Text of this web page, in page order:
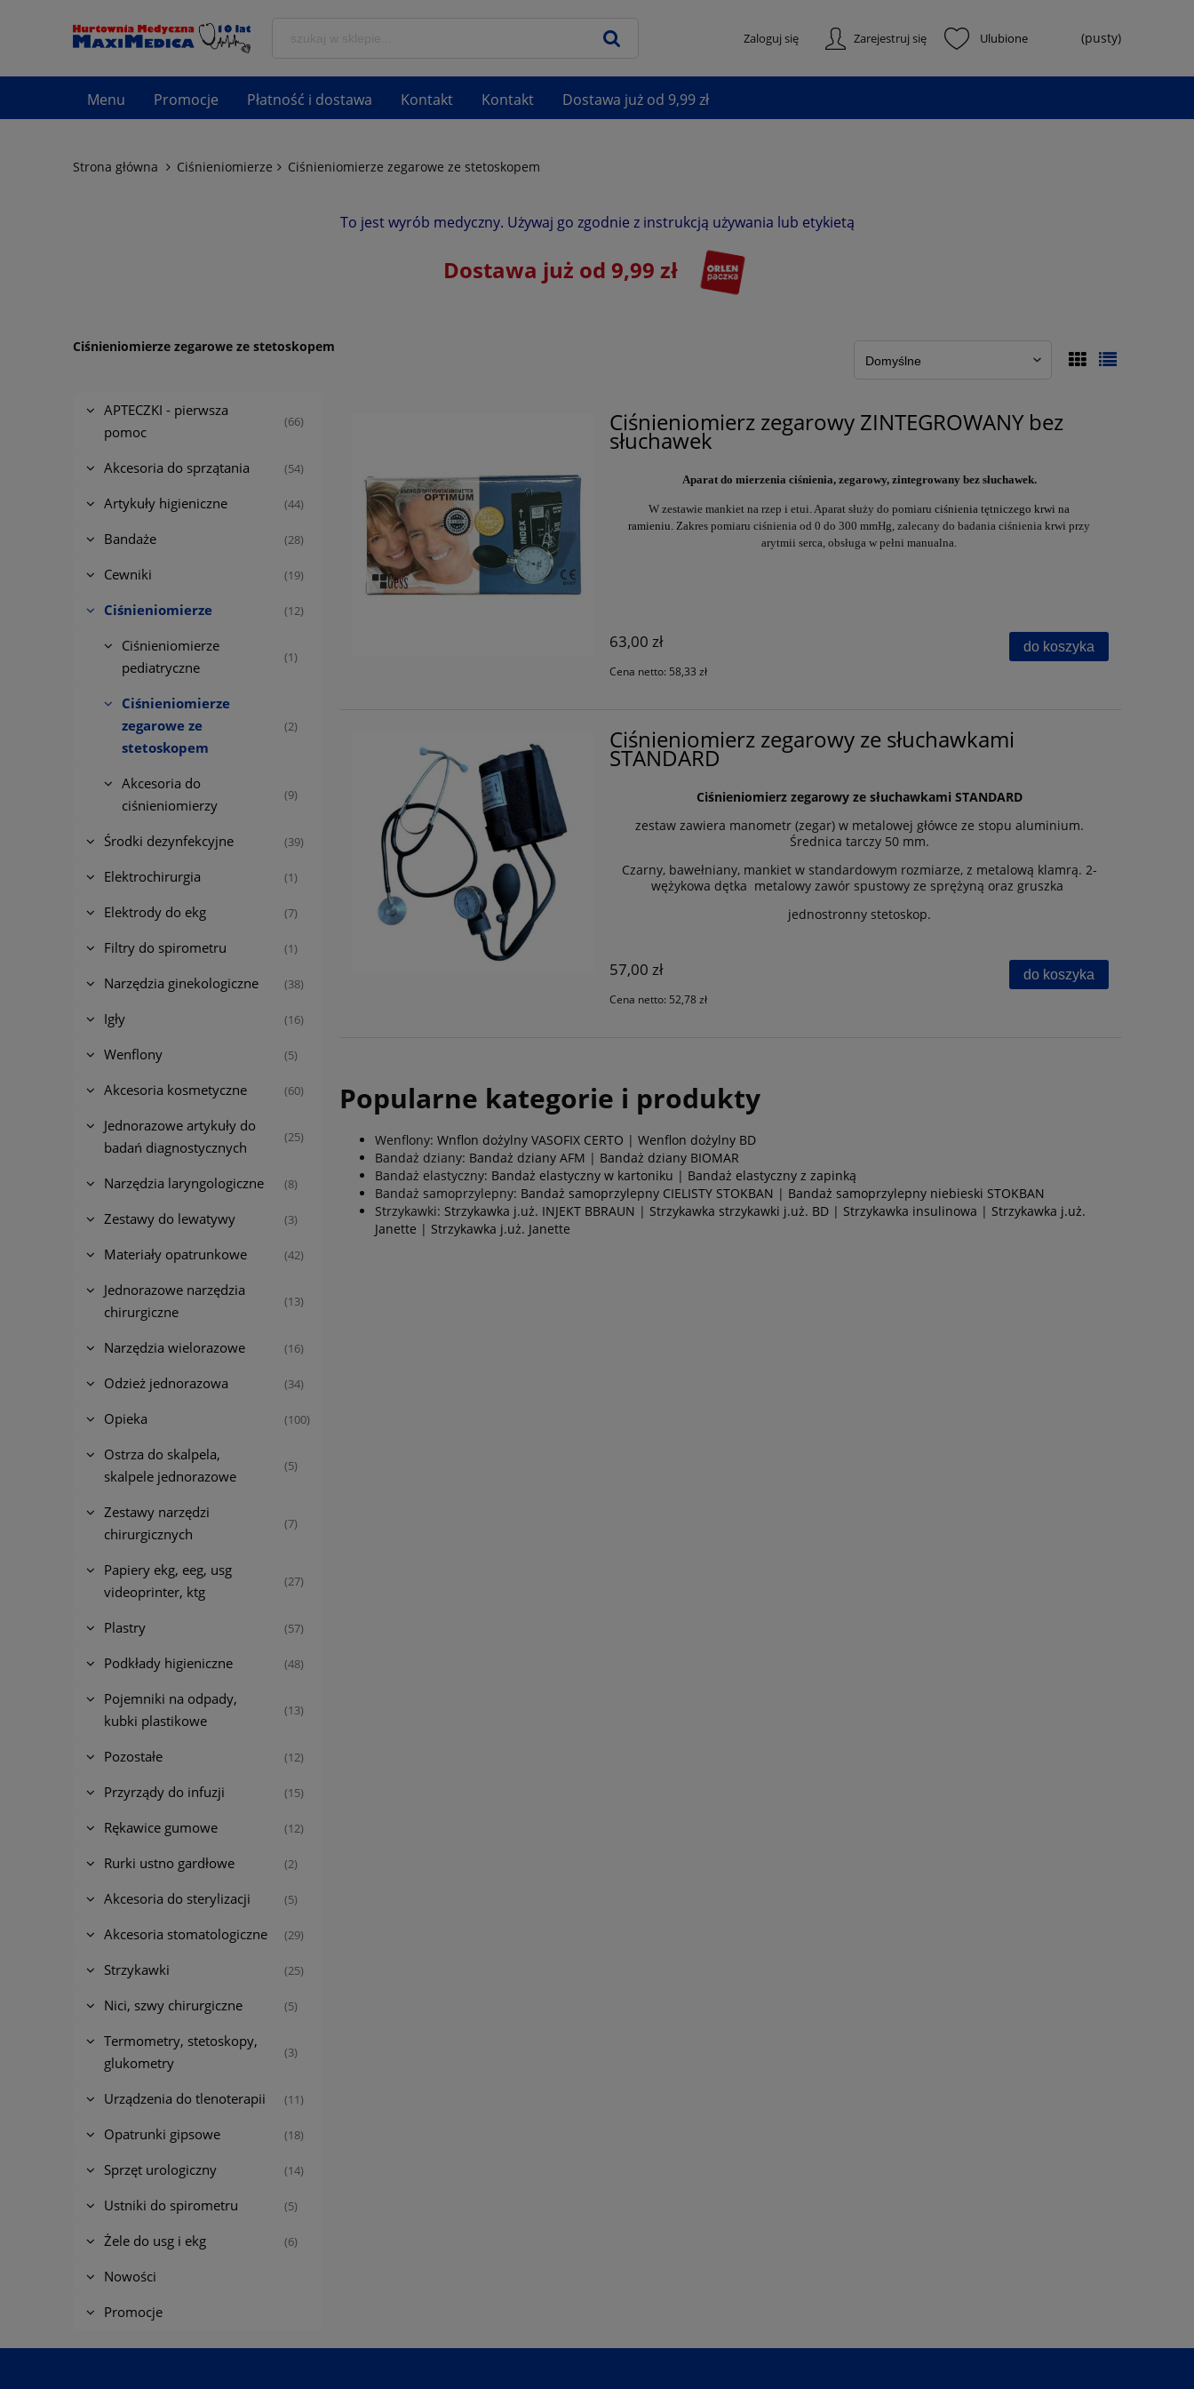
Zarejestruj się
Zaloguj się (pusty)
Menu Promocje Płatność i dostawa Kontakt Kontakt Dostawa już od 9,99 zł
Strona główna Ciśnieniomierze Ciśnieniomierze zegarowe ze stetoskopem
To jest wyrób medyczny. Używaj go zgodnie z instrukcją używania lub etykietą
Dostawa już od 9,99 zł
Ciśnieniomierze zegarowe ze stetoskopem
APTECZKI - pierwsza
pomoc
(66)
Akcesoria do sprzątania (54)
Artykuły higieniczne (44)
Bandaże (28)
Cewniki (19)
Ciśnieniomierze (12)
Ciśnieniomierze
pediatryczne
(1)
Ciśnieniomierze
zegarowe ze
stetoskopem
(2)
Akcesoria do
ciśnieniomierzy
(9)
Środki dezynfekcyjne (39)
Elektrochirurgia (1)
Elektrody do ekg (7)
Filtry do spirometru (1)
Narzędzia ginekologiczne (38)
Igły (16)
Wenflony (5)
Akcesoria kosmetyczne (60)
Jednorazowe artykuły do
badań diagnostycznych
(25)
Narzędzia laryngologiczne (8)
Zestawy do lewatywy (3)
Materiały opatrunkowe (42)
Jednorazowe narzędzia
chirurgiczne
(13)
Narzędzia wielorazowe (16)
Odzież jednorazowa (34)
Opieka (100)
Ostrza do skalpela,
skalpele jednorazowe
(5)
Zestawy narzędzi
chirurgicznych
(7)
Papiery ekg, eeg, usg
videoprinter, ktg
(27)
Plastry (57)
Podkłady higieniczne (48)
Pojemniki na odpady,
kubki plastikowe
(13)
Pozostałe (12)
Przyrządy do infuzji (15)
Rękawice gumowe (12)
Rurki ustno gardłowe (2)
Akcesoria do sterylizacji (5)
Akcesoria stomatologiczne (29)
Strzykawki (25)
Nici, szwy chirurgiczne (5)
Termometry, stetoskopy,
glukometry
(3)
Urządzenia do tlenoterapii (11)
Opatrunki gipsowe (18)
Sprzęt urologiczny (14)
Ustniki do spirometru (5)
Żele do usg i ekg (6)
Nowości
Promocje
Ciśnieniomierz zegarowy ZINTEGROWANY bez
słuchawek
Aparat do mierzenia ciśnienia, zegarowy, zintegrowany bez słuchawek.
W zestawie mankiet na rzep i etui. Aparat służy do pomiaru ciśnienia tętniczego krwi na
ramieniu. Zakres pomiaru ciśnienia od 0 do 300 mmHg, zalecany do badania ciśnienia krwi przy
arytmii serca, obsługa w pełni manualna.
63,00 zł
Cena netto: 58,33 zł
do koszyka
Ciśnieniomierz zegarowy ze słuchawkami
STANDARD
Ciśnieniomierz zegarowy ze słuchawkami STANDARD
zestaw zawiera manometr (zegar) w metalowej główce ze stopu aluminium.
Średnica tarczy 50 mm.
Czarny, bawełniany, mankiet w standardowym rozmiarze, z metalową klamrą. 2-
wężykowa dętka metalowy zawór spustowy ze sprężyną oraz gruszka
jednostronny stetoskop.
57,00 zł
Cena netto: 52,78 zł
do koszyka
Popularne kategorie i produkty
Wenflony: Wnflon dożylny VASOFIX CERTO | Wenflon dożylny BD
Bandaż dziany: Bandaż dziany AFM | Bandaż dziany BIOMAR
Bandaż elastyczny: Bandaż elastyczny w kartoniku | Bandaż elastyczny z zapinką
Bandaż samoprzylepny: Bandaż samoprzylepny CIELISTY STOKBAN | Bandaż samoprzylepny niebieski STOKBAN
Strzykawki: Strzykawka j.uż. INJEKT BBRAUN | Strzykawka strzykawki j.uż. BD | Strzykawka insulinowa | Strzykawka j.uż.
Janette | Strzykawka j.uż. Janette